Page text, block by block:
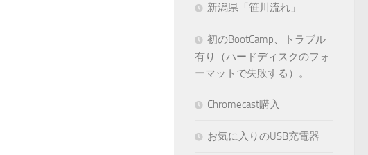
新潟県「笹川流れ」
初のBootCamp、トラブル
有り（ハードディスクのフォ
ーマットで失敗する）。
Chromecast購入
お気に入りのUSB充電器